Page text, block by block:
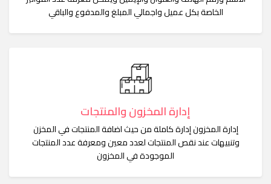
الخاصة بكل عميل واجمالي المبلغ والمدفوع والباقي
إدارة المخزون والمنتجات
إدارة المخزون إدارة كاملة من حيث اضافة المنتجات في المخزن
وتنبيهات عند نقص المنتجات لعدد معين ومعرفة عدد المنتجات
الموجودة في المخزون